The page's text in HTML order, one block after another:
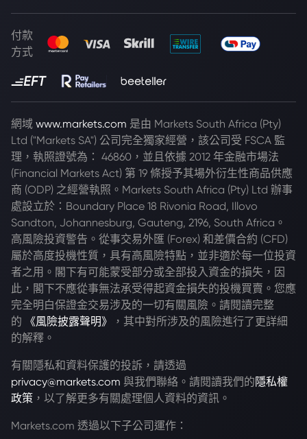
付款
方式
網域 www.markets.com 是由 Markets South Africa (Pty)
Ltd ("Markets SA") 公司完全獨家經營，該公司受 FSCA 監
理，執照證號為： 46860，並且依據 2012 年金融市場法
(Financial Markets Act) 第 19 條授予其場外衍生性商品供應
商 (ODP) 之經營執照。Markets South Africa (Pty) Ltd 辦事
處設立於：Boundary Place 18 Rivonia Road, Illovo
Sandton, Johannesburg, Gauteng, 2196, South Africa。
高風險投資警告。從事交易外匯 (Forex) 和差價合約 (CFD)
屬於高度投機性質，具有高風險特點，並非適於每一位投資
者之用。閣下有可能蒙受部分或全部投入資金的損失，因
此，閣下不應從事無法承受得起資金損失的投機買賣。您應
完全明白保證金交易涉及的一切有關風險。請閱讀完整
的
《風險披露聲明》
，其中對所涉及的風險進行了更詳細
的解釋。
有關隱私和資料保護的投訴，請透過
privacy@markets.com 與我們聯絡。請閱讀我們的 隱私權
政策 ，以了解更多有關處理個人資料的資訊。
Markets.com 透過以下子公司運作：